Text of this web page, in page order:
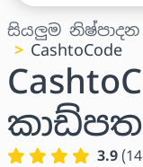
සියලුම නිෂ්පාදන
CashtoCode
කාඩ්පත
3.9 (14